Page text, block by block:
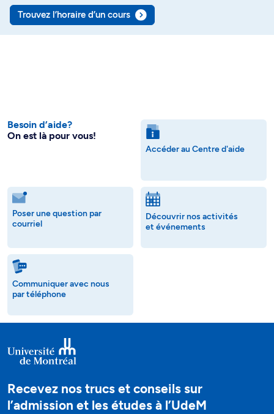
Trouvez l’horaire d’un cours
Besoin d’aide?
On est là pour vous!
Accéder au Centre d'aide
Poser une question par
courriel
Découvrir nos activités
et événements
Communiquer avec nous
par téléphone
Recevez nos trucs et conseils sur
l’admission et les études à l’UdeM